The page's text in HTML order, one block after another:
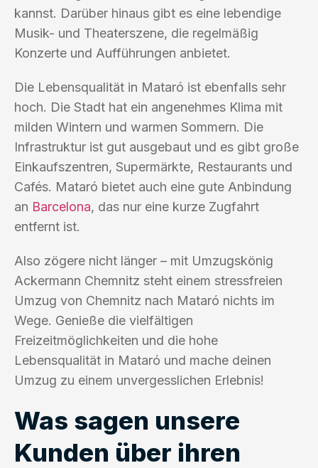
kannst. Darüber hinaus gibt es eine lebendige
Musik- und Theaterszene, die regelmäßig
Konzerte und Aufführungen anbietet.
Die Lebensqualität in Mataró ist ebenfalls sehr
hoch. Die Stadt hat ein angenehmes Klima mit
milden Wintern und warmen Sommern. Die
Infrastruktur ist gut ausgebaut und es gibt große
Einkaufszentren, Supermärkte, Restaurants und
Cafés. Mataró bietet auch eine gute Anbindung
an Barcelona, das nur eine kurze Zugfahrt
entfernt ist.
Also zögere nicht länger – mit Umzugskönig
Ackermann Chemnitz steht einem stressfreien
Umzug von Chemnitz nach Mataró nichts im
Wege. Genieße die vielfältigen
Freizeitmöglichkeiten und die hohe
Lebensqualität in Mataró und mache deinen
Umzug zu einem unvergesslichen Erlebnis!
Was sagen unsere
Kunden über ihren